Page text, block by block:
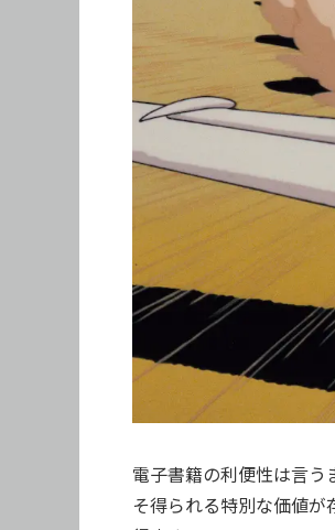
電子書籍の利便性は言
そ得られる特別な価値